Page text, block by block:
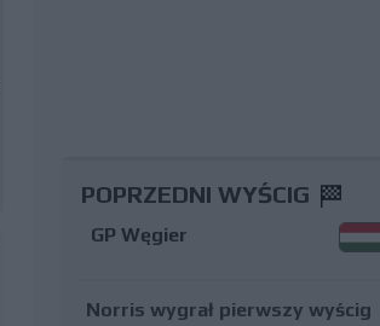
POPRZEDNI WYŚCIG
GP Węgier
Norris wygrał pierwszy wyścig